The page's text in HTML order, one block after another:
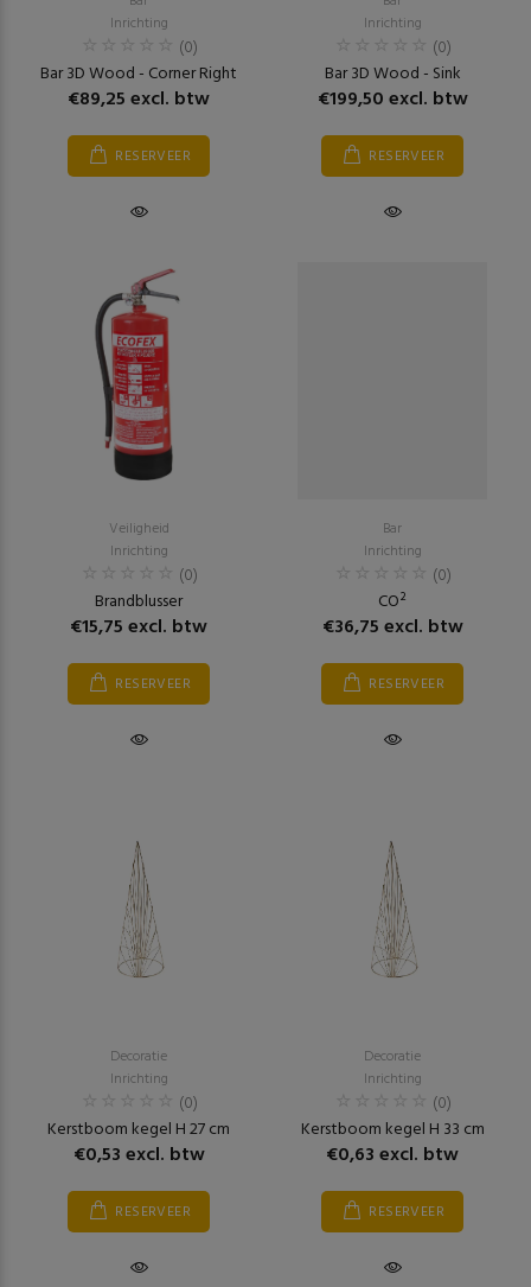
Inrichting
(0)
Bar 3D Wood - Corner Right
€89,25 excl. btw
RESERVEER
Inrichting
(0)
Bar 3D Wood - Sink
€199,50 excl. btw
RESERVEER
Veiligheid
Inrichting
(0)
Brandblusser
€15,75 excl. btw
RESERVEER
Bar
Inrichting
(0)
CO²
€36,75 excl. btw
RESERVEER
Decoratie
Inrichting
(0)
Kerstboom kegel H 27 cm
€0,53 excl. btw
RESERVEER
Decoratie
Inrichting
(0)
Kerstboom kegel H 33 cm
€0,63 excl. btw
RESERVEER